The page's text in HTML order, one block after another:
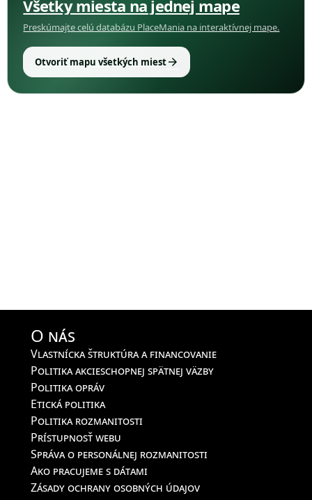
Všetky miesta na jednej mape
Preskúmajte celú databázu PlaceMania na interaktívnej mape.
Otvoriť mapu všetkých miestarrow_forward
O nás
Vlastnícka štruktúra a financovanie
Politika akcieschopnej spätnej väzby
Politika opráv
Etická politika
Politika rozmanitosti
Prístupnosť webu
Správa o personálnej rozmanitosti
Ako pracujeme s dátami
Zásady ochrany osobných údajov